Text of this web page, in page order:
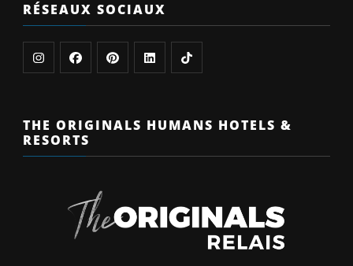
RÉSEAUX SOCIAUX
THE ORIGINALS HUMANS HOTELS &
RESORTS